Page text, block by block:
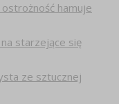
hamuje
starzejące się
ze sztucznej